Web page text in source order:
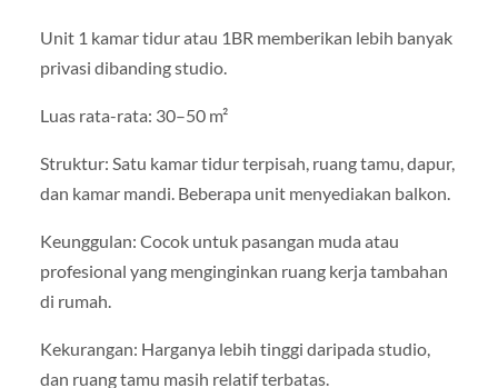
Unit 1 kamar tidur atau 1BR memberikan lebih banyak
privasi dibanding studio.
Luas rata-rata: 30–50 m²
Struktur: Satu kamar tidur terpisah, ruang tamu, dapur,
dan kamar mandi. Beberapa unit menyediakan balkon.
Keunggulan: Cocok untuk pasangan muda atau
profesional yang menginginkan ruang kerja tambahan
di rumah.
Kekurangan: Harganya lebih tinggi daripada studio,
dan ruang tamu masih relatif terbatas.